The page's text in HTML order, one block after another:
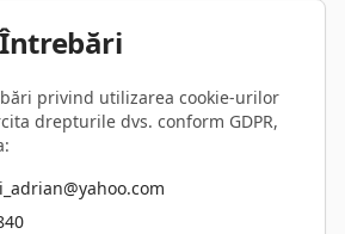
privind utilizarea cookie-urilor
drepturile dvs. conform GDPR,